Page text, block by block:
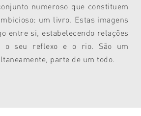
numeroso que constituem
um livro. Estas imagens
entre si, estabelecendo relações
o seu reflexo e o rio. São um
parte de um todo.